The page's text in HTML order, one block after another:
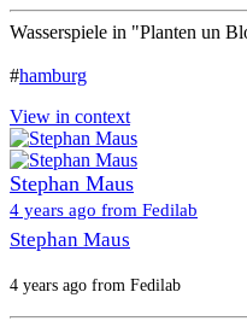
Wasserspiele in "Planten un
#hamburg
View in context
Stephan Maus
4 years ago from Fedilab
Stephan Maus
4 years ago from Fedilab